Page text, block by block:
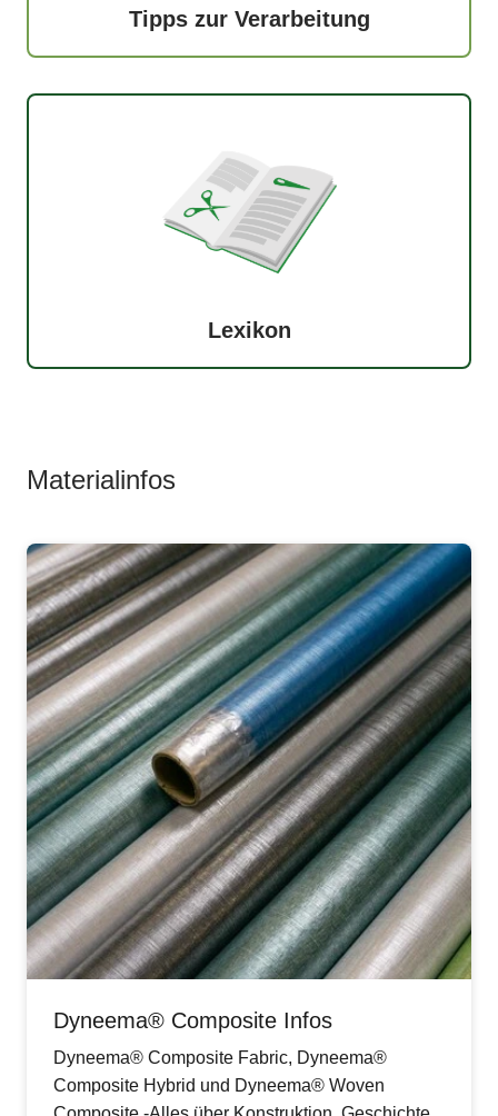
Tipps zur Verarbeitung
Lexikon
Materialinfos
Dyneema® Composite Infos
Dyneema® Composite Fabric, Dyneema®
Composite Hybrid und Dyneema® Woven